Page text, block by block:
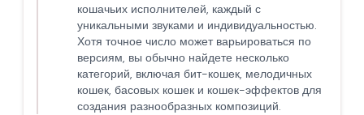
кошачьих исполнителей, каждый с
уникальными звуками и индивидуальностью.
Хотя точное число может варьироваться по
версиям, вы обычно найдете несколько
категорий, включая бит-кошек, мелодичных
кошек, басовых кошек и кошек-эффектов для
создания разнообразных композиций.